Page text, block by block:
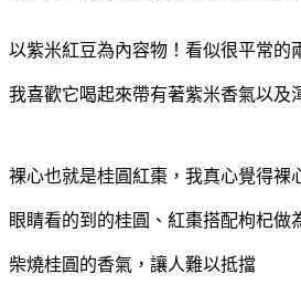
以紫米紅豆為內容物！看似很平常的
我喜歡它喝起來帶有著紫米香氣以及
裸心也就是桂圓紅棗，我真心覺得裸
眼睛看的到的桂圓、紅棗搭配枸杞
柴燒桂圓的香氣，讓人難以抵擋